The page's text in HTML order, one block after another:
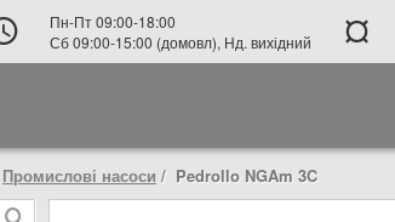
Пн-Пт 09:00-18:00
Сб 09:00-15:00 (домовл), Нд. вихідний
¤
Промислові насоси Pedrollo NGAm 3C